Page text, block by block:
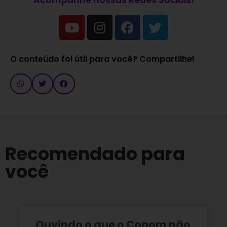
O conteúdo foi útil para você? Compartilhe!
Recomendado para
você